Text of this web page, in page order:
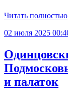
Читать полностью
02 июля 2025
и палаток